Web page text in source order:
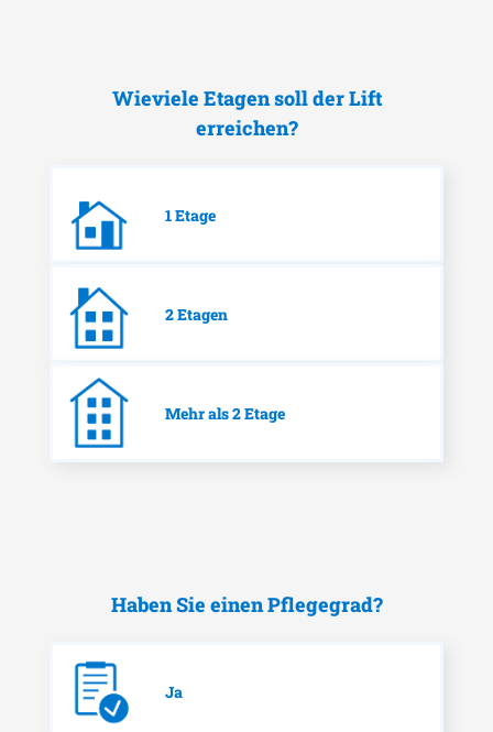
Wieviele Etagen soll der Lift
erreichen?
1 Etage
2 Etagen
Mehr als 2 Etage
Haben Sie einen Pflegegrad?
Ja